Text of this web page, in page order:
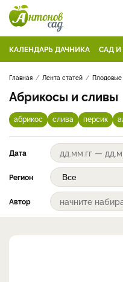
КАЛЕНДАРЬ ДАЧНИКА САД И
Главная Лента статей Плодовые
Абрикосы и сливы
абрикос слива персик
Дата
Регион
Автор